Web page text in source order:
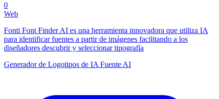
0
Web
Fonti Font Finder AI es una herramienta innovadora que utiliza IA
para identificar fuentes a partir de imágenes facilitando a los
diseñadores descubrir y seleccionar tipografía
Generador de Logotipos de IA Fuente AI